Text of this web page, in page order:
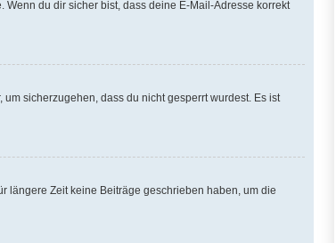
du dir sicher bist, dass deine E-Mail-Adresse korrekt
sicherzugehen, dass du nicht gesperrt wurdest. Es ist
längere Zeit keine Beiträge geschrieben haben, um die